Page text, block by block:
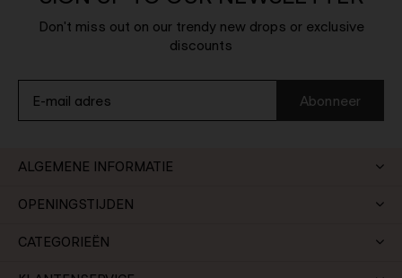
Don't miss out on our trendy new drops or exclusive
discounts
Abonneer
ALGEMENE INFORMATIE
OPENINGSTIJDEN
CATEGORIEËN